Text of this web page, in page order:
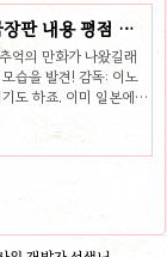
판 내용 평점 정
억의 만화가 나왔길래
습을 발견! 감독: 이노
도 하죠. 이미 일본에서
리나라에는 어제부터
타임은 124분으로 2시
이상이며 오랜 시간 슬
화를 만든 듯, 줄거리가
리는 인터하이 32강전
. 먼저 개봉했던 일본의